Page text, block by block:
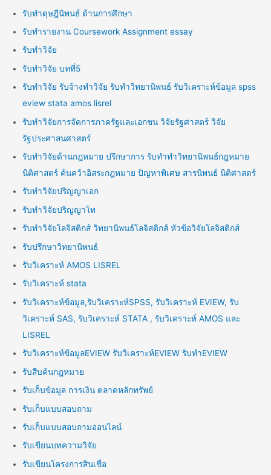
รับทำดุษฎีนิพนธ์ ด้านการศึกษา
รับทำรายงาน Coursework Assignment essay
รับทำวิจัย
รับทำวิจัย บทที่5
รับทำวิจัย รับจ้างทำวิจัย รับทำวิทยานิพนธ์ รับวิเคราะห์ข้อมูล spss
eview stata amos lisrel
รับทำวิจัยการจัดการภาครัฐและเอกชน วิจัยรัฐศาสตร์ วิจัย
รัฐประศาสนศาสตร์
รับทำวิจัยด้านกฎหมาย ปรึกษาการ รับทำทำวิทยานิพนธ์กฎหมาย
นิติศาสตร์ ค้นคว้าอิสระกฎหมาย ปัญหาพิเศษ สารนิพนธ์ นิติศาสตร์
รับทำวิจัยปริญญาเอก
รับทำวิจัยปริญญาโท
รับทำวิจัยโลจิสติกส์ วิทยานิพนธ์โลจิสติกส์ หัวข้อวิจัยโลจิสติกส์
รับปรึกษาวิทยานิพนธ์
รับวิเคราะห์ AMOS LISREL
รับวิเคราะห์ stata
รับวิเคราะห์ข้อมูล,รับวิเคราะห์SPSS, รับวิเคราะห์ EVIEW, รับ
วิเคราะห์ SAS, รับวิเคราะห์ STATA , รับวิเคราะห์ AMOS และ
LISREL
รับวิเคราะห์ข้อมูลEVIEW รับวิเคราะห์EVIEW รับทำEVIEW
รับสืบค้นกฎหมาย
รับเก็บข้อมูล การเงิน ตลาดหลักทรัพย์
รับเก็บแบบสอบถาม
รับเก็บแบบสอบถามออนไลน์
รับเขียนบทความวิจัย
รับเขียนโครงการสินเชื่อ